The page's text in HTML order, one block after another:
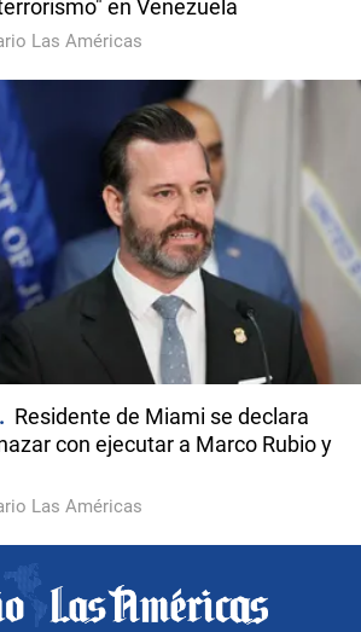
en Venezuela
Las Américas
Residente de Miami se declara
con ejecutar a Marco Rubio y
Las Américas